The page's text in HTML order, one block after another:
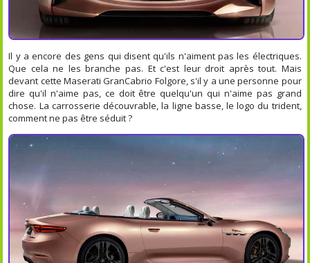
Il y a encore des gens qui disent qu'ils n'aiment pas les électriques.
Que cela ne les branche pas. Et c'est leur droit après tout. Mais
devant cette Maserati GranCabrio Folgore, s'il y a une personne pour
dire qu'il n'aime pas, ce doit être quelqu'un qui n'aime pas grand
chose. La carrosserie découvrable, la ligne basse, le logo du trident,
comment ne pas être séduit ?